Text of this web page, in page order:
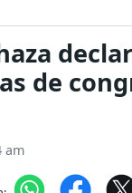
de
am